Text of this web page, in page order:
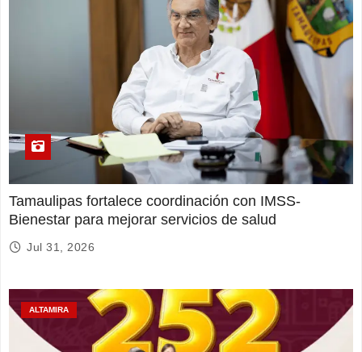
Tamaulipas fortalece coordinación con IMSS-
Bienestar para mejorar servicios de salud
Jul 31, 2026
ALTAMIRA